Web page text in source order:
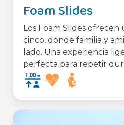
Foam Slides
Los Foam Slides ofrecen
cinco, donde familia y
lado. Una experiencia
perfecta para repetir